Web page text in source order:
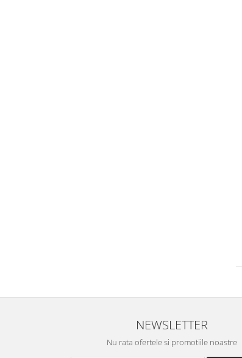
NEWSLETTER
Nu rata ofertele si promotiile noastre